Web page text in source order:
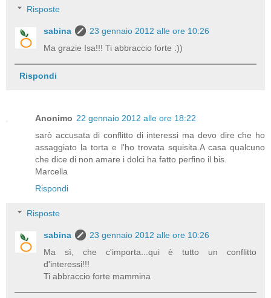
Risposte
sabina
23 gennaio 2012 alle ore 10:26
Ma grazie Isa!!! Ti abbraccio forte :))
Rispondi
Anonimo 22 gennaio 2012 alle ore 18:22
sarò accusata di conflitto di interessi ma devo dire che ho
assaggiato la torta e l'ho trovata squisita.A casa qualcuno
che dice di non amare i dolci ha fatto perfino il bis.
Marcella
Rispondi
Risposte
sabina
23 gennaio 2012 alle ore 10:26
Ma sì, che c'importa...qui è tutto un conflitto
d'interessi!!!
Ti abbraccio forte mammina